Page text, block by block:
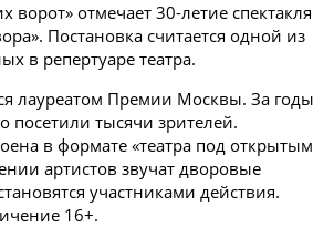
ворот» отмечает 30-летие спектакля
Постановка считается одной из
в репертуаре театра.
лауреатом Премии Москвы. За годы
посетили тысячи зрителей.
в формате «театра под открытым
артистов звучат дворовые
участниками действия.
16+.